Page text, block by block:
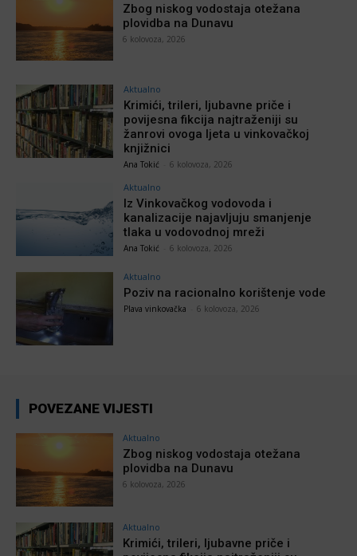
Zbog niskog vodostaja otežana
plovidba na Dunavu
6 kolovoza, 2026
Aktualno
Krimići, trileri, ljubavne priče i
povijesna fikcija najtraženiji su
žanrovi ovoga ljeta u vinkovačkoj
knjižnici
Ana Tokić 6 kolovoza, 2026
Aktualno
Iz Vinkovačkog vodovoda i
kanalizacije najavljuju smanjenje
tlaka u vodovodnoj mreži
Ana Tokić 6 kolovoza, 2026
Aktualno
Poziv na racionalno korištenje vode
Plava vinkovačka 6 kolovoza, 2026
POVEZANE VIJESTI
Aktualno
Zbog niskog vodostaja otežana
plovidba na Dunavu
6 kolovoza, 2026
Aktualno
Krimići, trileri, ljubavne priče i